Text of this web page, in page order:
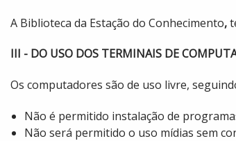
A Biblioteca da Estação do Conhecimento,
III - DO USO DOS TERMINAIS DE
Os computadores são de uso livre,
Não é permitido instalação de
Não será permitido o uso mídias sem